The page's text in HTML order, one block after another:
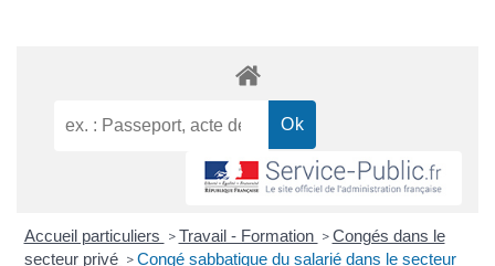
Accueil particuliers > Travail - Formation > Congés dans le
secteur privé > Congé sabbatique du salarié dans le secteur